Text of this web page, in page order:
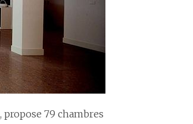
propose 79 chambres